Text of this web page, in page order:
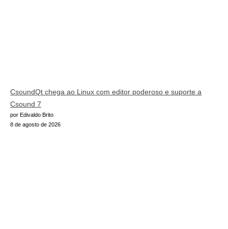
CsoundQt chega ao Linux com editor poderoso e suporte a
Csound 7
por Edivaldo Brito
8 de agosto de 2026